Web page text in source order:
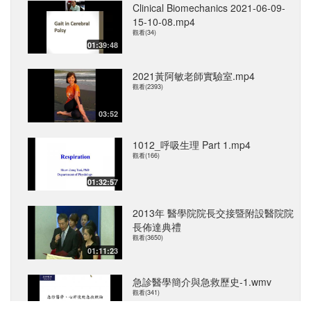
01:39:48
Clinical Biomechanics 2021-06-09-
15-10-08.mp4
觀看(34)
03:52
2021黃阿敏老師實驗室.mp4
觀看(2393)
01:32:57
1012_呼吸生理 Part 1.mp4
觀看(166)
01:11:23
2013年 醫學院院長交接暨附設醫院院
長佈達典禮
觀看(3650)
急診醫學簡介與急救歷史-1.wmv
觀看(341)